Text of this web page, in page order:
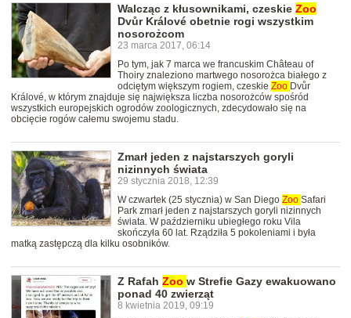
Walcząc z kłusownikami, czeskie Zoo
Dvůr Králové obetnie rogi wszystkim
nosorożcom
23 marca 2017, 06:14
Po tym, jak 7 marca we francuskim Château of
Thoiry znaleziono martwego nosorożca białego z
odciętym większym rogiem, czeskie Zoo Dvůr
Králové, w którym znajduje się największa liczba nosorożców spośród
wszystkich europejskich ogrodów zoologicznych, zdecydowało się na
obcięcie rogów całemu swojemu stadu.
Zmarł jeden z najstarszych goryli
nizinnych świata
29 stycznia 2018, 12:39
W czwartek (25 stycznia) w San Diego Zoo Safari
Park zmarł jeden z najstarszych goryli nizinnych
świata. W październiku ubiegłego roku Vila
skończyła 60 lat. Rządziła 5 pokoleniami i była
matką zastępczą dla kilku osobników.
Z Rafah Zoo w Strefie Gazy ewakuowano
ponad 40 zwierząt
8 kwietnia 2019, 09:19